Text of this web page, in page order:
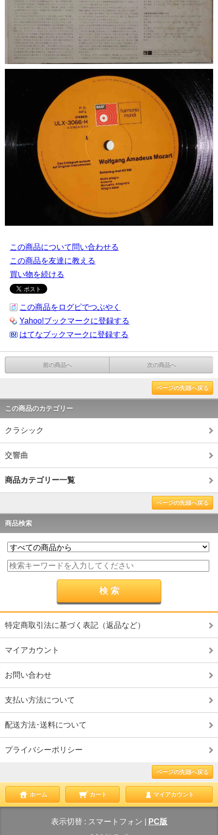
この商品について問い合わせる
この商品を友達に教える
買い物を続ける
この商品をログピでつぶやく
Yahoo!ブックマークに登録する
はてなブックマークに登録する
前の商品へ 次の商品へ
ページの先頭へ戻る
この商品のカテゴリー
クラシック
交響曲
商品カテゴリー一覧
ページの先頭へ戻る
商品検索
特定商取引法に基づく表記（返品など）
マイアカウント
お問い合わせ
支払い方法について
配送方法･送料について
プライバシーポリシー
ページの先頭へ戻る
ホーム カート マイアカウント
表示切替 : スマートフォン PC版